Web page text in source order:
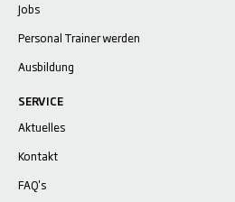
Jobs
Personal Trainer werden
Ausbildung
SERVICE
Aktuelles
Kontakt
FAQ's